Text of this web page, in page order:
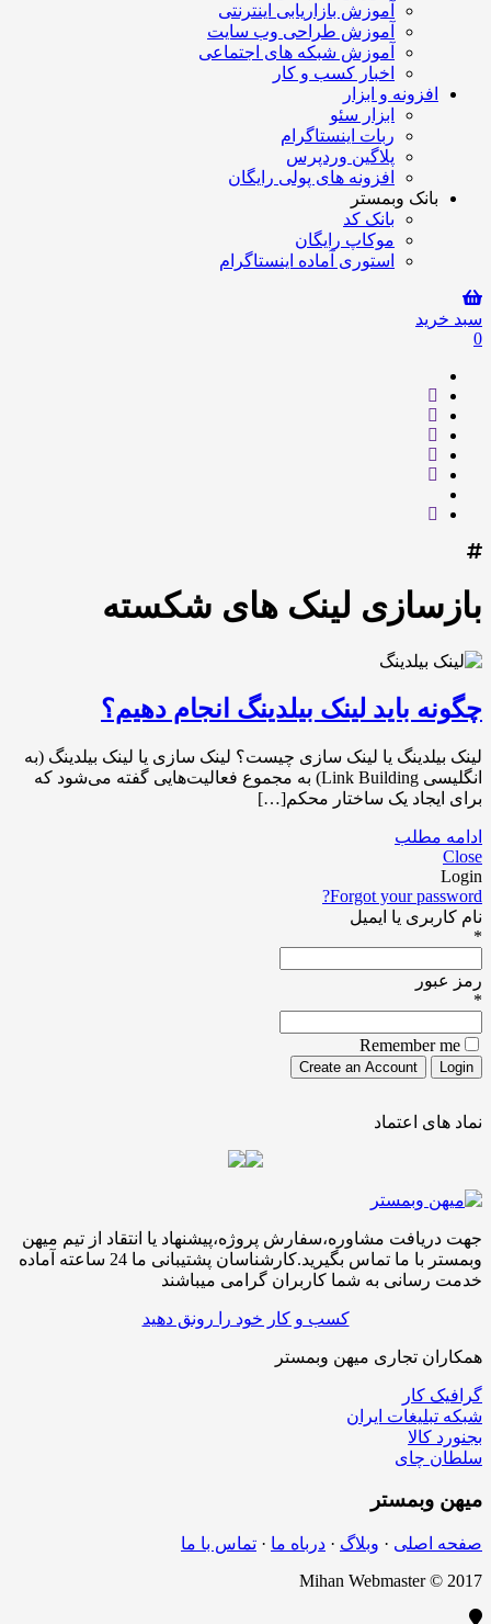
آموزش بازاریابی اینترنتی
آموزش طراحی وب سایت
آموزش شبکه های اجتماعی
اخبار کسب و کار
افزونه و ابزار
ابزار سئو
ربات اینستاگرام
پلاگین وردپرس
افزونه های پولی رایگان
بانک وبمستر
بانک کد
موکاپ رایگان
استوری آماده اینستاگرام
سبد خرید
0
بازسازی لینک های شکسته
چگونه باید لینک بیلدینگ انجام دهیم؟
لینک بیلدینگ یا لینک سازی چیست؟ لینک سازی یا لینک بیلدینگ (به
انگلیسی Link Building) به مجموع فعالیت‌هایی گفته می‌شود که
برای ایجاد یک ساختار محکم[…]
ادامه مطلب
Close
Login
Forgot your password?
نام کاربری یا ایمیل
*
رمز عبور
*
Remember me
نماد های اعتماد
جهت دریافت مشاوره،سفارش پروژه،پیشنهاد یا انتقاد از تیم میهن
وبمستر با ما تماس بگیرید.کارشناسان پشتیبانی ما 24 ساعته آماده
خدمت رسانی به شما کاربران گرامی میباشند
کسب و کار خود را رونق دهید
همکاران تجاری میهن وبمستر
گرافیک کار
شبکه تبلیغات ایران
بجنورد کالا
سلطان چای
میهن وبمستر
صفحه اصلی · وبلاگ · درباه ما · تماس با ما
Mihan Webmaster © 2017